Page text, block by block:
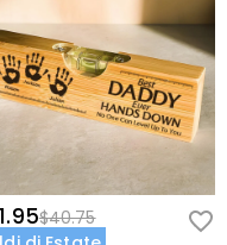
anni a venire!
$40.75